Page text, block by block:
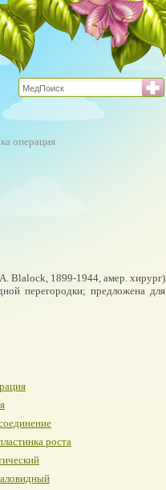
операция
Blalock, 1899-1944, амер. хирург)
перегородки; предложена для
роста